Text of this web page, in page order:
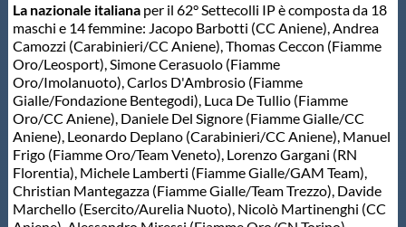
La nazionale italianaper il 62° Settecolli IP è composta da 18
maschi e 14 femmine: Jacopo Barbotti (CC Aniene), Andrea
Camozzi (Carabinieri/CC Aniene), Thomas Ceccon (Fiamme
Oro/Leosport), Simone Cerasuolo (Fiamme
Oro/Imolanuoto), Carlos D'Ambrosio (Fiamme
Gialle/Fondazione Bentegodi), Luca De Tullio (Fiamme
Oro/CC Aniene), Daniele Del Signore (Fiamme Gialle/CC
Aniene), Leonardo Deplano (Carabinieri/CC Aniene), Manuel
Frigo (Fiamme Oro/Team Veneto), Lorenzo Gargani (RN
Florentia), Michele Lamberti (Fiamme Gialle/GAM Team),
Christian Mantegazza (Fiamme Gialle/Team Trezzo), Davide
Marchello (Esercito/Aurelia Nuoto), Nicolò Martinenghi (CC